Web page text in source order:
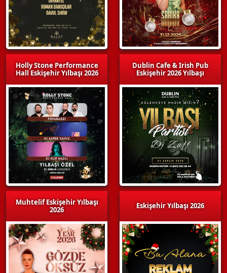
Holly Stone Performance
Hall Eskişehir Yılbaşı 2026
Muhtelif Eskişehir Yılbaşı
2026
Dublin Cafe & Irish Pub
Eskişehir 2026 Yılbaşı
Eskişehir Yılbaşı 2026